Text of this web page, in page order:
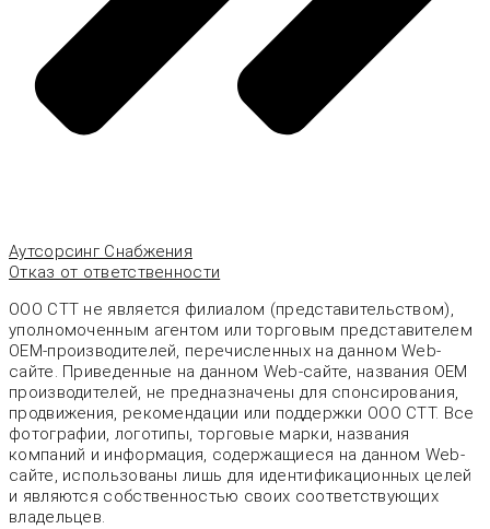
Аутсорсинг Снабжения
Отказ от ответственности
ООО СТТ не является филиалом (представительством),
уполномоченным агентом или торговым представителем
OEM-производителей, перечисленных на данном Web-
сайте. Приведенные на данном Web-сайте, названия OEM
производителей, не предназначены для спонсирования,
продвижения, рекомендации или поддержки ООО СТТ. Все
фотографии, логотипы, торговые марки, названия
компаний и информация, содержащиеся на данном Web-
сайте, использованы лишь для идентификационных целей
и являются собственностью своих соответствующих
владельцев.